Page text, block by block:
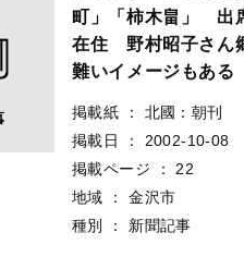
町」「柿木畠」 出
在住 野村昭子さん
難いイメージもあ
掲載紙 ：
北國：朝刊
掲載日
：
2002-10-08
掲載ページ
：
22
地域
：
金沢市
種別
： 新聞記事